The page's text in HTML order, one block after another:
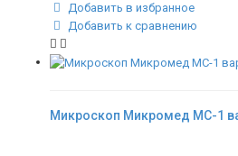
Добавить в избранное
Добавить к сравнению
Микроскоп Микромед МС-1